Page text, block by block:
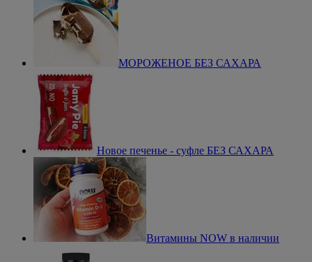
МОРОЖЕНОЕ БЕЗ САХАРА
Новое печенье - суфле БЕЗ САХАРА
Витамины NOW в наличии